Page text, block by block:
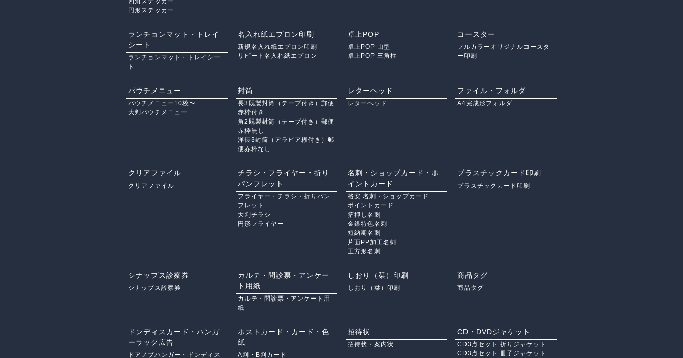
円形ステッカー
ランチョンマット・トレイ
シート
ランチョンマット・トレイシー
ト
名入れ紙エプロン印刷
新規名入れ紙エプロン印刷
リピート名入れ紙エプロン
卓上POP
卓上POP 山型
卓上POP 三角柱
コースター
フルカラーオリジナルコースタ
ー印刷
パウチメニュー
パウチメニュー10枚〜
大判パウチメニュー
封筒
長3既製封筒（テープ付き）郵便
赤枠付き
角2既製封筒（テープ付き）郵便
赤枠無し
洋長3封筒（アラビア糊付き）郵
便赤枠なし
レターヘッド
レターヘッド
ファイル・フォルダ
A4完成形フォルダ
クリアファイル
クリアファイル
チラシ・フライヤー・折り
パンフレット
フライヤー・チラシ・折りパン
フレット
大判チラシ
円形フライヤー
名刺・ショップカード・ポ
イントカード
格安 名刺・ショップカード
ポイントカード
箔押し名刺
金銀特色名刺
短納期名刺
片面PP加工名刺
正方形名刺
プラスチックカード印刷
プラスチックカード印刷
シナップス診察券
シナップス診察券
カルテ・問診票・アンケー
ト用紙
カルテ・問診票・アンケート用
紙
しおり（栞）印刷
しおり（栞）印刷
商品タグ
商品タグ
ドンディスカード・ハンガ
ーラック広告
ドアノブハンガー・ドンディス
ポストカード・カード・色
紙
A判・B判カード
招待状
招待状・案内状
CD・DVDジャケット
CD3点セット 折りジャケット
CD3点セット 冊子ジャケット